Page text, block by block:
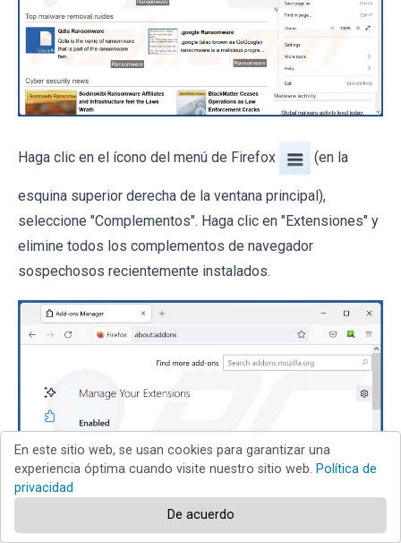
Haga clic en el ícono del menú de Firefox (en la
esquina superior derecha de la ventana principal),
seleccione "Complementos". Haga clic en "Extensiones" y
elimine todos los complementos de navegador
sospechosos recientemente instalados.
En este sitio web, se usan cookies para garantizar una
experiencia óptima cuando visite nuestro sitio web. Política de
privacidad
De acuerdo